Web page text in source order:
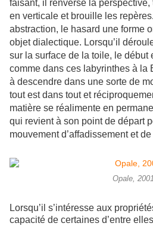
faisant, il renverse la perspective,
en verticale et brouille les
abstraction, le hasard une forme
objet dialectique. Lorsqu’il
sur la surface de la toile, le début
comme dans ces labyrinthes à la
à descendre dans une sorte de
tout est dans tout et
matière se réalimente en
qui revient à son point de départ
mouvement d’affadissement et
Opale, 2001
Lorsqu’il s’intéresse aux
capacité de certaines d’entre